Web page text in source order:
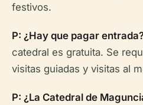
festivos.
P: ¿Hay que pagar
catedral es gratuita. Se
visitas guiadas y visitas al
P: ¿La Catedral de